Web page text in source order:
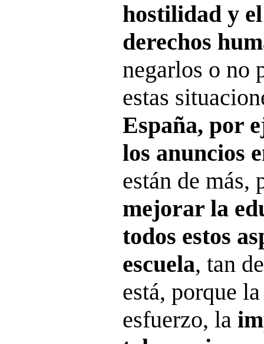
hostilidad y
derechos
negarlos o no
estas
España, por
los anuncios
están de más,
mejorar la
todos estos
escuela, tan
está, porque
esfuerzo, la